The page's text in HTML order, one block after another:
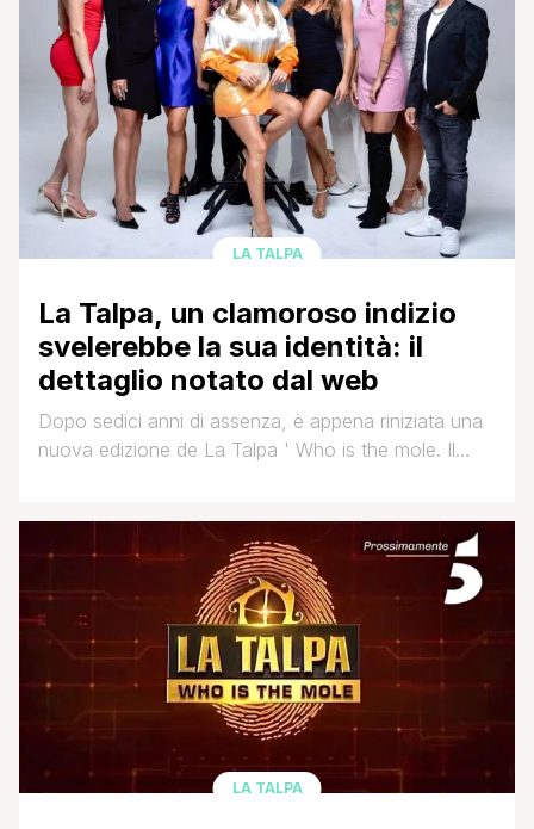
LA TALPA
La Talpa, un clamoroso indizio
svelerebbe la sua identità: il
dettaglio notato dal web
Dopo sedici anni di assenza, è appena riniziata una
nuova edizione de La Talpa ' Who is the mole. Il
diversa e, a Verissimo, la padrona di casa Diletta
Leotta ne aveva annunciato tutte le novità. Il gioco
prevede che i [']
LA TALPA